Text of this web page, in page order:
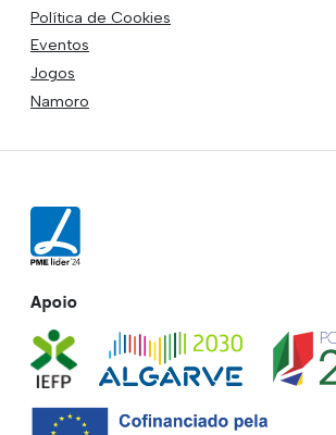
Política de Cookies
Eventos
Jogos
Namoro
Apoio